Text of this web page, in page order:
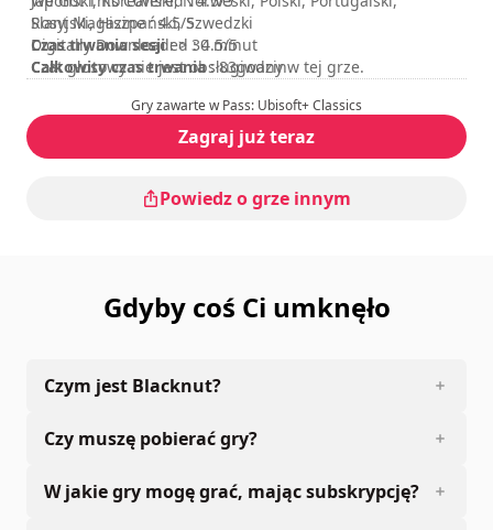
Rosyjski, Hiszpański, Szwedzki
Czas trwania sesji: > 30 minut
Całkowity czas trwania: 83godzin
Tryb multiplayer: Online, Competition, Cooperation
Slant Magazine : 4.5/5
Digitally Downloaded : 4.5/5
Czat głosowy nie jest obsługiwany w tej grze.
Gry zawarte w Pass: Ubisoft+ Classics
Zagraj już teraz
Powiedz o grze innym
Gdyby coś Ci umknęło
Czym jest Blacknut?
Czy muszę pobierać gry?
W jakie gry mogę grać, mając subskrypcję?